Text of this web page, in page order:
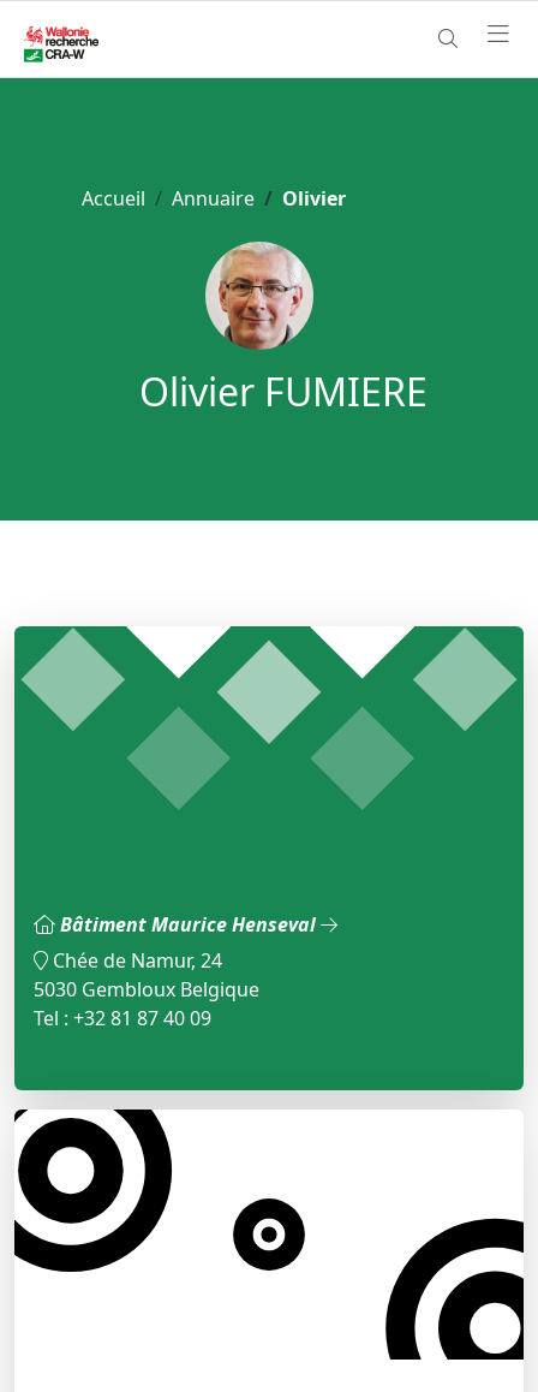
Accueil Annuaire Olivier
Olivier FUMIERE
Bâtiment Maurice Henseval
Chée de Namur, 24
5030 Gembloux Belgique
Tel : +32 81 87 40 09